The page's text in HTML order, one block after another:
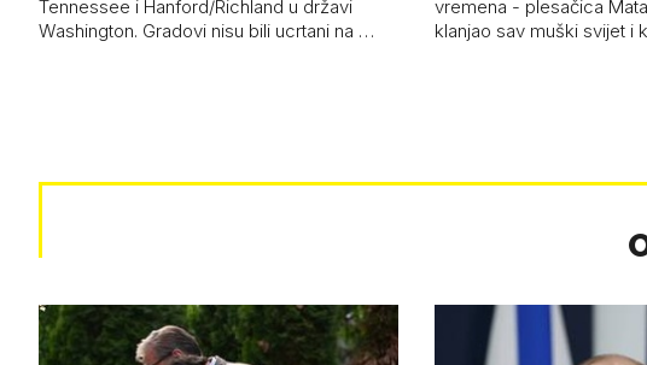
Tennessee i Hanford/Richland u državi
Washington. Gradovi nisu bili ucrtani na …
vremena - plesačica
klanjao sav muški svijet i